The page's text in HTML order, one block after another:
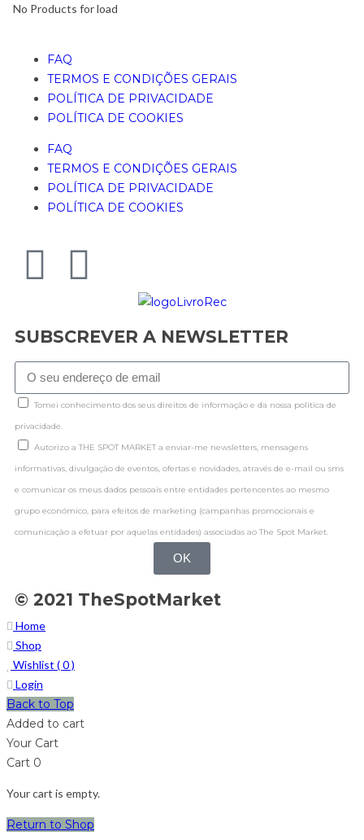
No Products for load
FAQ
TERMOS E CONDIÇÕES GERAIS
POLÍTICA DE PRIVACIDADE
POLÍTICA DE COOKIES
FAQ
TERMOS E CONDIÇÕES GERAIS
POLÍTICA DE PRIVACIDADE
POLÍTICA DE COOKIES
SUBSCREVER A NEWSLETTER
Tomei conhecimento dos seus direitos de informação e da nossa politica de
privacidade.
Autorizo a THE SPOT MARKET a enviar-me newsletters, mensagens
informativas, divulgação de eventos, ofertas e novidades, através de e-mail ou sms
e comunicar os meus dados pessoais entre entidades pertencentes ao mesmo
grupo económico, para efeitos de marketing (campanhas promocionais e
comunicação a efetuar por aquelas entidades) associadas ao The Spot Market.
OK
© 2021 TheSpotMarket
Home
Shop
Wishlist (0)
Login
Back to Top
Added to cart
Your Cart
Cart 0
Your cart is empty.
Return to Shop